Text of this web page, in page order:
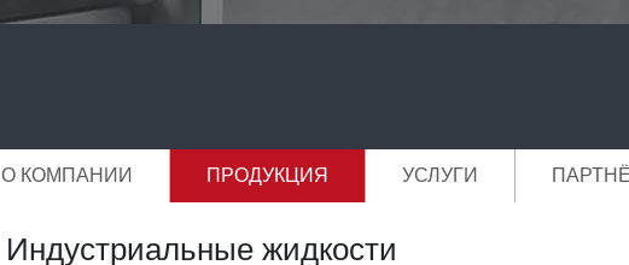
О КОМПАНИИ ПРОДУКЦИЯ УСЛУГИ
Индустриальные жидкости